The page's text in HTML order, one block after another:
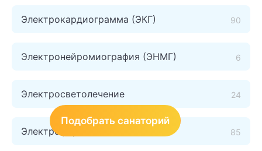
Электрокардиограмма (ЭКГ) 90
Электронейромиография (ЭНМГ) 6
Электросветолечение 24
Электрофорез 85
Подобрать санаторий